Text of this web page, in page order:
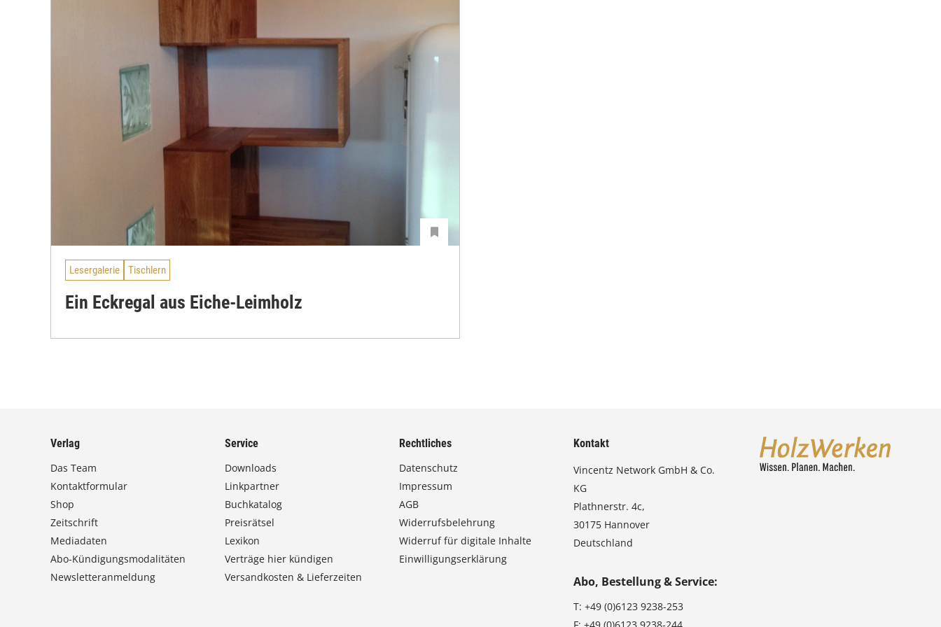
Lesergalerie Tischlern
Ein Eckregal aus Eiche-Leimholz
Verlag
Das Team
Kontaktformular
Shop
Zeitschrift
Mediadaten
Abo-Kündigungsmodalitäten
Newsletteranmeldung
Service
Downloads
Linkpartner
Buchkatalog
Preisrätsel
Lexikon
Verträge hier kündigen
Versandkosten & Lieferzeiten
Rechtliches
Datenschutz
Impressum
AGB
Widerrufsbelehrung
Widerruf für digitale Inhalte
Einwilligungserklärung
Kontakt
Vincentz Network GmbH & Co.
KG
Plathnerstr. 4c,
30175 Hannover
Deutschland
Abo, Bestellung & Service:
T:+49 (0)6123 9238-253